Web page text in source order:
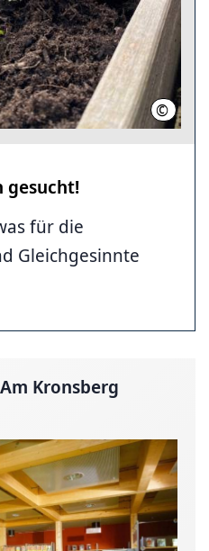
© STZ
gesucht!
für die
Gleichgesinnte
Kronsberg